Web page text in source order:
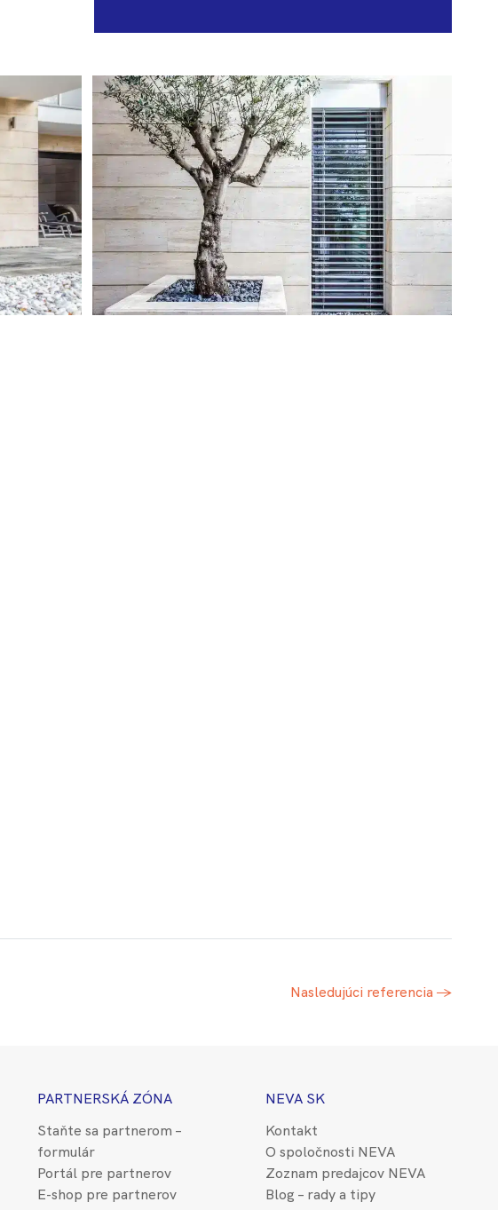
Nasledujúci referencia →
PARTNERSKÁ ZÓNA
Staňte sa partnerom –
formulár
Portál pre partnerov
E-shop pre partnerov
NEVA SK
Kontakt
O spoločnosti NEVA
Zoznam predajcov NEVA
Blog – rady a tipy